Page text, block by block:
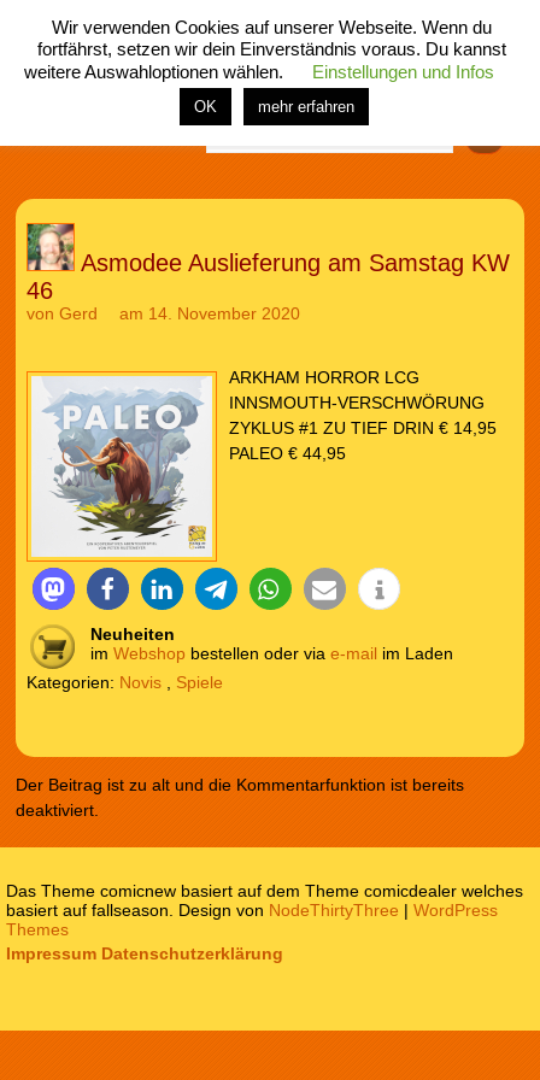
menü
home rubrik buch comic spiel fotos shop
Asmodee Auslieferung am Samstag KW
46
von Gerd am 14. November 2020
ARKHAM HORROR LCG
INNSMOUTH-VERSCHWÖRUNG
ZYKLUS #1 ZU TIEF DRIN € 14,95
PALEO € 44,95
Neuheiten
im Webshop bestellen oder via e-mail im Laden
Kategorien: Novis, Spiele
Der Beitrag ist zu alt und die Kommentarfunktion ist bereits
deaktiviert.
Impressum Datenschutzerklärung
Das Theme comicnew basiert auf dem Theme comicdealer welches
basiert auf fallseason. Design von NodeThirtyThree |WordPress
Themes
Wir verwenden Cookies auf unserer Webseite. Wenn du
fortfährst, setzen wir dein Einverständnis voraus. Du kannst
weitere Auswahloptionen wählen.
Einstellungen und Infos
OK mehr erfahren